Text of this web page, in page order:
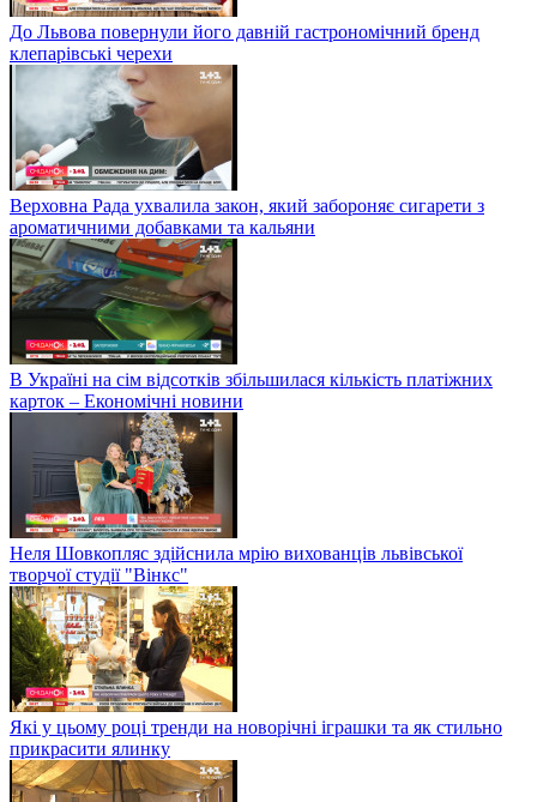
До Львова повернули його давній гастрономічний бренд
клепарівські черехи
Верховна Рада ухвалила закон, який забороняє сигарети з
ароматичними добавками та кальяни
В Україні на сім відсотків збільшилася кількість платіжних
карток – Економічні новини
Неля Шовкопляс здійснила мрію вихованців львівської
творчої студії "Вінкс"
Які у цьому році тренди на новорічні іграшки та як стильно
прикрасити ялинку